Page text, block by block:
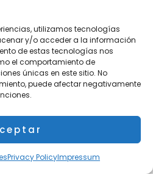
utilizamos tecnologías
y/o acceder a la información
de estas tecnologías nos
el comportamiento de
únicas en este sitio. No
puede afectar negativamente
Privacy PolicyImpressum
Tienda
Facebook
becsilphotographer/